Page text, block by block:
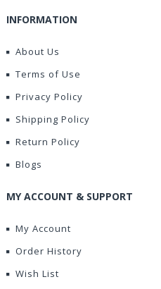
INFORMATION
About Us
Terms of Use
Privacy Policy
Shipping Policy
Return Policy
Blogs
MY ACCOUNT & SUPPORT
My Account
Order History
Wish List